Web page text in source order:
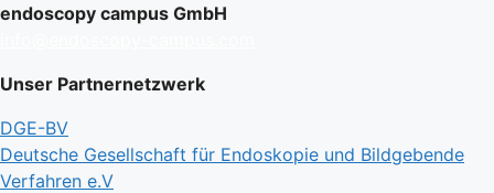
endoscopy campus GmbH
Unser Partnernetzwerk
DGE-BV
Deutsche Gesellschaft für Endoskopie und Bildgebende
Verfahren e.V